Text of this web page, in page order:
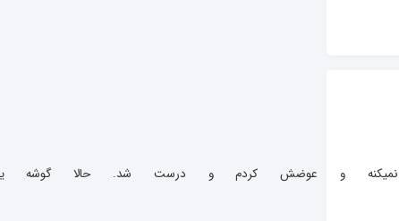
داغ می‌کرد، متوجه شدم ترموستات خاموش نمیکنه و عوضش کردم و درست شد.